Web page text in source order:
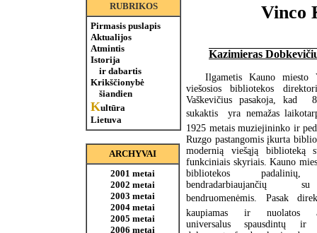
RUBRIKOS
Pirmasis puslapis
Aktualijos
Atmintis
Istorija
ir dabartis
Krikščionybė
šiandien
Kultūra
Lietuva
ARCHYVAI
2001 metai
2002 metai
2003 metai
2004 metai
2005 metai
2006 metai
Vinco
Kazimieras
Ilgametis Kauno miesto
viešosios bibliotekos
Vaškevičius pasakoja, kad
sukaktis yra nemažas
1925 metais muziejininko ir
Ruzgo pastangomis įkurta
modernią viešąją biblioteką
funkciniais skyriais. Kauno
bibliotekos padalinių,
bendradarbiaujančių
bendruomenėmis. Pasak
kaupiamas ir nuolatos
universalus spausdintų ir